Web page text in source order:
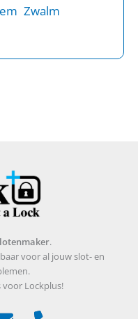
Zwalm
.
voor al jouw slot- en
voor Lockplus!